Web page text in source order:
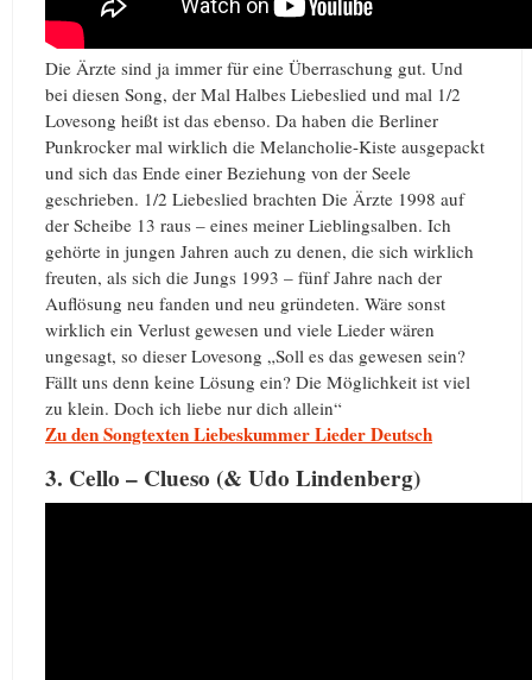
Die Ärzte sind ja immer für eine Überraschung gut. Und
bei diesen Song, der Mal Halbes Liebeslied und mal 1/2
Lovesong heißt ist das ebenso. Da haben die Berliner
Punkrocker mal wirklich die Melancholie-Kiste ausgepackt
und sich das Ende einer Beziehung von der Seele
geschrieben. 1/2 Liebeslied brachten Die Ärzte 1998 auf
der Scheibe 13 raus – eines meiner Lieblingsalben. Ich
gehörte in jungen Jahren auch zu denen, die sich wirklich
freuten, als sich die Jungs 1993 – fünf Jahre nach der
Auflösung neu fanden und neu gründeten. Wäre sonst
wirklich ein Verlust gewesen und viele Lieder wären
ungesagt, so dieser Lovesong „Soll es das gewesen sein?
Fällt uns denn keine Lösung ein? Die Möglichkeit ist viel
zu klein. Doch ich liebe nur dich allein“
Zu den Songtexten Liebeskummer Lieder Deutsch
3. Cello – Clueso (& Udo Lindenberg)